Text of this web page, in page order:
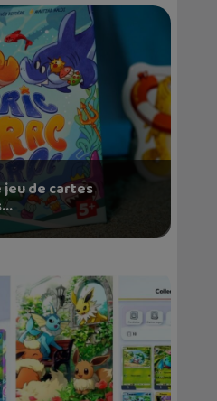
jeu de cartes